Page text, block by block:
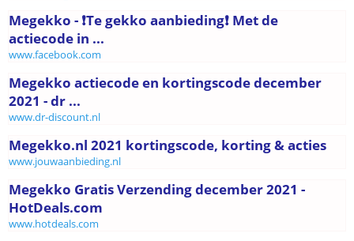
Megekko - ❗️Te gekko aanbieding❗️ Met de
actiecode in ...
www.facebook.com
Megekko actiecode en kortingscode december
2021 - dr ...
www.dr-discount.nl
Megekko.nl 2021 kortingscode, korting & acties
www.jouwaanbieding.nl
Megekko Gratis Verzending december 2021 -
HotDeals.com
www.hotdeals.com